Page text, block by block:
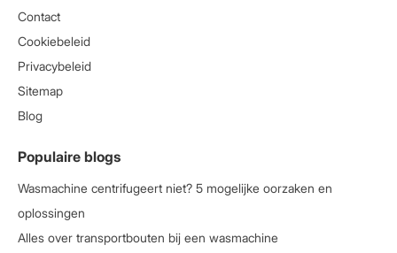
Contact
Cookiebeleid
Privacybeleid
Sitemap
Blog
Populaire blogs
Wasmachine centrifugeert niet? 5 mogelijke oorzaken en
oplossingen
Alles over transportbouten bij een wasmachine